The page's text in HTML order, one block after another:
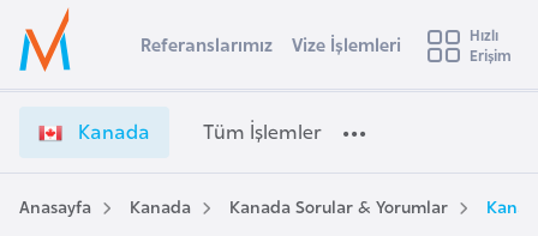
Ülke Seçimi
Başvuru yapmak istediğiniz ülkeyi seçin
Üye
Girişi
a
a
d
a
e
t
Referanslarımız Vize İşlemleri
Hızlı
Erişim
Kanada Tüm İşlemler
Anasayfa Kanada Kanada Sorular & Yorumlar
s
t
r
a